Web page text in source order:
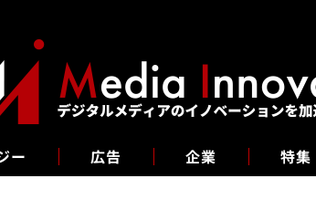
ー 広告 企業 特集